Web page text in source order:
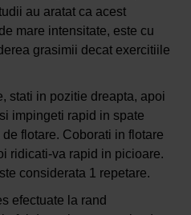
au aratat ca acest
mare intensitate, este cu
grasimii decat exercitiile
stati in pozitie dreapta, apoi
impingeti rapid in spate
flotare. Coborati in flotare
ridicati-va rapid in picioare.
considerata 1 repetare.
efectuate la rand